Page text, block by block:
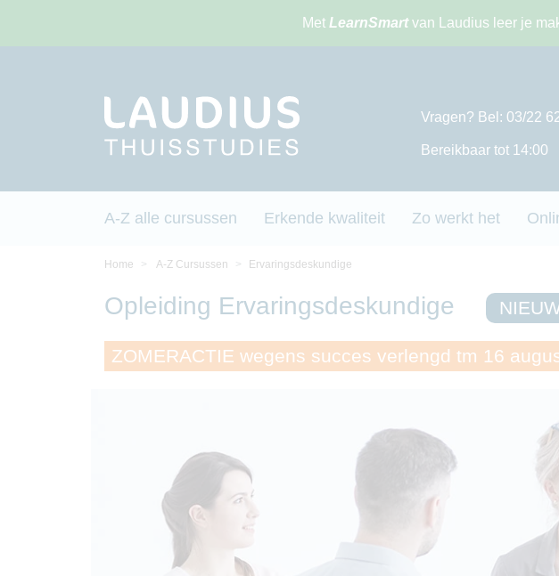
Met LearnSmartvan Laudius leer je
Vragen? Bel: 03/22
Bereikbaar tot 14:00
A-Z alle cursussen Erkende kwaliteit Zo werkt het
Home A-Z Cursussen Ervaringsdeskundige
Opleiding Ervaringsdeskundige
ZOMERACTIE wegens succes verlengd tm 16